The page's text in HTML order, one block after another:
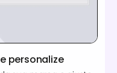
personalize